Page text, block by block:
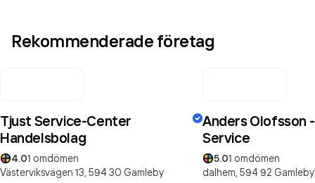
Rekommenderade företag
Tjust Service-Center
Handelsbolag
4.01 omdömen
Västerviksvägen 13, 594 30 Gamleby
Anders Olofsson -
Service
5.01 omdömen
dalhem, 594 92 Gamleby